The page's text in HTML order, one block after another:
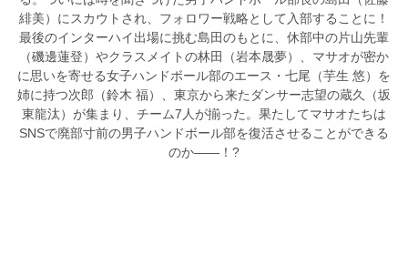
緋美）にスカウトされ、フォロワー戦略として入部することに！
最後のインターハイ出場に挑む島田のもとに、休部中の片山先輩
（磯邊蓮登）やクラスメイトの林田（岩本晟夢）、マサオが密か
に思いを寄せる女子ハンドボール部のエース・七尾（芋生 悠）を
姉に持つ次郎（鈴木 福）、東京から来たダンサー志望の蔵久（坂
東龍汰）が集まり、チーム7人が揃った。果たしてマサオたちは
SNSで廃部寸前の男子ハンドボール部を復活させることができる
のか――！?